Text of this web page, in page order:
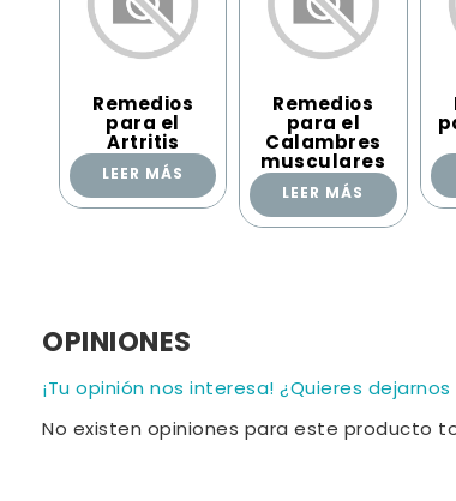
Remedios
para el
Artritis
LEER MÁS
Remedios
para el
Calambres
musculares
LEER MÁS
OPINIONES
¡Tu opinión nos interesa! ¿Quieres
No existen opiniones para este producto